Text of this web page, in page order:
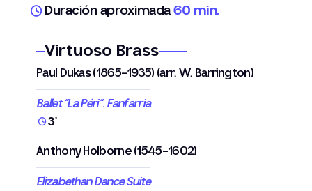
Duración aproximada60 min.
Virtuoso Brass
Paul Dukas (1865-1935) (arr. W. Barrington)
Ballet “La Péri”. Fanfarria
3'
Anthony Holborne (1545-1602)
Elizabethan Dance Suite